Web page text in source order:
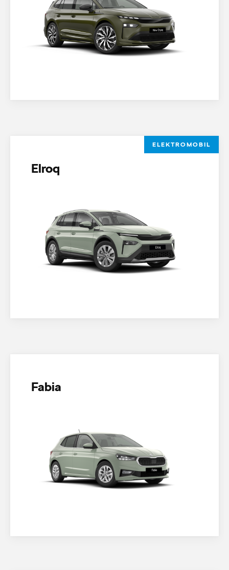
ELEKTROMOBIL
Elroq
Fabia